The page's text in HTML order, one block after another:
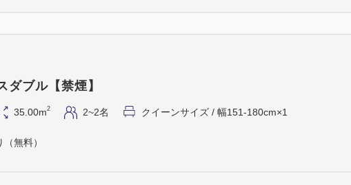
ダブル【禁煙】
35.00m2 2~2名 クイーンサイズ / 幅151-180cm×1
無料）